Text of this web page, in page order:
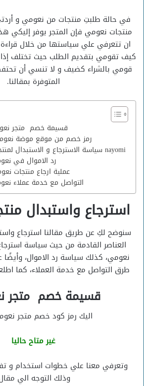
في حالة طلبتِ منتجات من نعومي و
منتجات نعومي فإن المتجر يوفر إليكي
ان تتعرفي علي سياستها من خلال
كيف تقومي بتقديم الطلب حيث تختلف
قومي بالشراء كضيف و لا تنسي أن
المتوفرة بمقالنا.
رمز خصم من موقع موضة
سياسة الاسترجاع و الاستبدال لمنتجات nayomi
رد الاموال في
عملية ارجاع منتجات
التواصل مع خدمة عملاء
استرجاع واستبدال
سنوضح لكِ عن طريق مقالنا استرجاع
العناصر القادمة من حيث سياسة
نعومي، كذلك سياسة رد الاموال، وأيضًا
طرق التواصل مع خدمة العملاء، كما
قسيمة خصم متجر
اليك رمز كود خصم متجر
غير متاح حاليا
وتعرفي معنا علي خطوات استخدام و
وذلك التوجه الي